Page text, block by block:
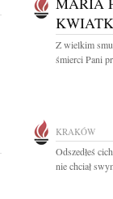
Z wielkim
śmierci Pani
KRAKÓW
Odszedłeś
nie chciał